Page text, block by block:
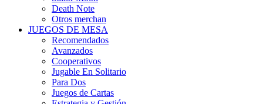
Death Note
Otros merchan
JUEGOS DE MESA
Recomendados
Avanzados
Cooperativos
Jugable En Solitario
Para Dos
Juegos de Cartas